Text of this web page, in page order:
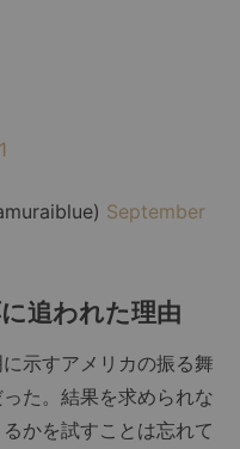
September
追われた理由
示すアメリカの振る舞
た。結果を求められな
かを試すことは忘れて